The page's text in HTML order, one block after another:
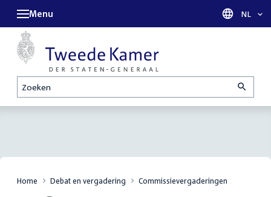
Zoeken
Menu Taal
NL
Home Debat en vergadering Commissievergaderingen